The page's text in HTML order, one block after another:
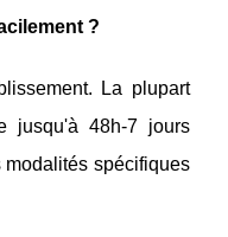
?
La plupart
jusqu'à 48h-7 jours
modalités spécifiques